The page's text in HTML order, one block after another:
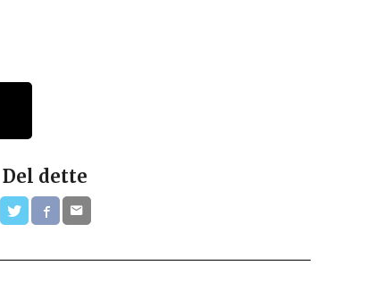
Del dette